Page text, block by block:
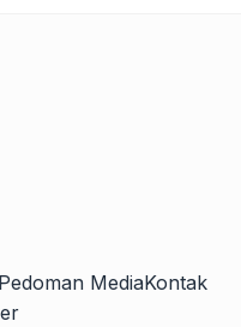
Pedoman MediaKontak